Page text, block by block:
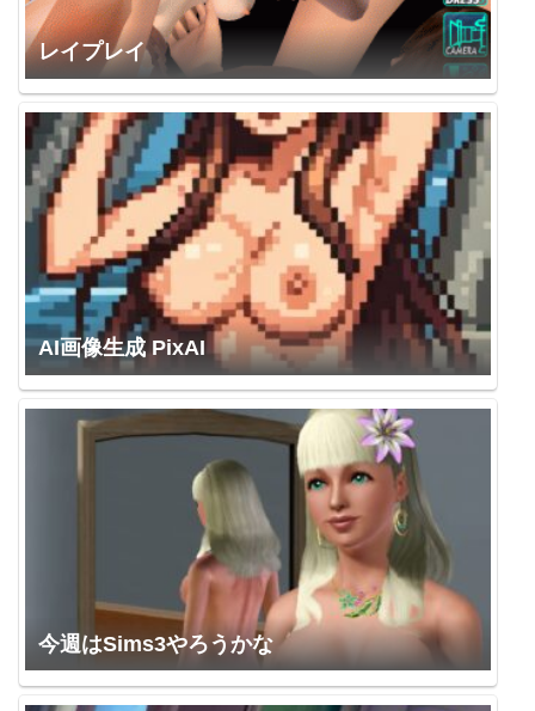
レイプレイ
AI画像生成 PixAI
今週はSims3やろうかな